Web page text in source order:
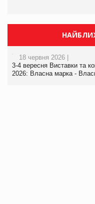
18 червня 2026 |
3-4 вересня Виставки та
2026: Власна марка -